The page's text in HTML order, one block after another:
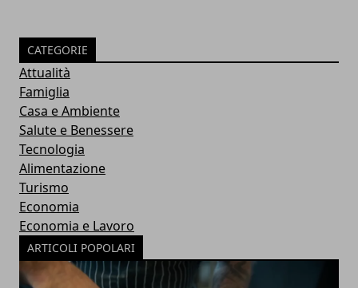
CATEGORIE
Attualità
Famiglia
Casa e Ambiente
Salute e Benessere
Tecnologia
Alimentazione
Turismo
Economia
Economia e Lavoro
ARTICOLI POPOLARI